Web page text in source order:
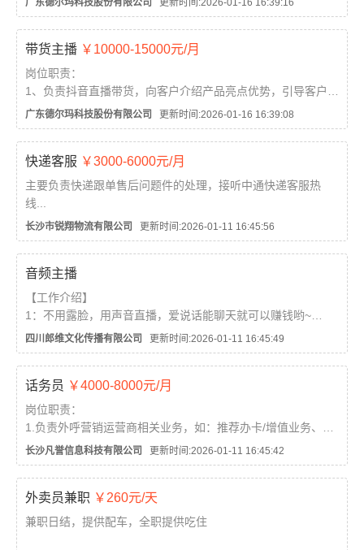
2、把控直播间氛围和产品上下架节奏；
3、与主播解说直播流程，配合各个店铺的营销促销活动，解答
顾客咨询，介绍产品，引导消费等；
4、收集分析直...
广东德尔玛科技股份有限公司 更新时间:2026-01-16 16:39:16
带货主播 ￥10000-15000元/月
岗位职责：
1、负责抖音直播带货，向客户介绍产品亮点优势，引导客户完
成购买；
2、进行粉丝维护，与用户互动，活跃直播气氛并引导客户购买
产品；
3、配合公司运营需要，出镜录制相关短视频；
4、完成上级交办的其他任务。
广东德尔玛科技股份有限公司 更新时间:2026-01-16 16:39:08
快递客服 ￥3000-6000元/月
主要负责快递跟单售后问题件的处理，接听中通快递客服热
线...
长沙市锐翔物流有限公司 更新时间:2026-01-11 16:45:56
音频主播
【工作介绍】
1：不用露脸，用声音直播，爱说话能聊天就可以赚钱哟~
2：我们是多人厅直播间共8人，聊天互动玩游戏不用怕尴尬
3：不用坐班，一部手机+耳机就可以直播啦~
【薪资待遇】
提成+全勤奖+流水奖金
稳定主播月均收入5千~1万...
四川郎维文化传播有限公司 更新时间:2026-01-11 16:45:49
话务员 ￥4000-8000元/月
岗位职责：
1.负责外呼营销运营商相关业务，如：推荐办卡/增值业务、促
激活/充值、客户关怀回访、问卷调研等；
2.熟悉产品，使用规范用语开展营销工作；
3.分析外呼数据，完善话术，提高销售业绩；
4.外呼结果形成文档，及时反馈相关问题...
长沙凡誉信息科技有限公司 更新时间:2026-01-11 16:45:42
外卖员兼职 ￥260元/天
兼职日结，提供配车，全职提供吃住